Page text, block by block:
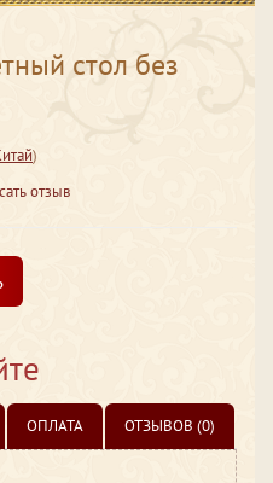
стол без
)
отзыв
ОПЛАТА ОТЗЫВОВ (0)